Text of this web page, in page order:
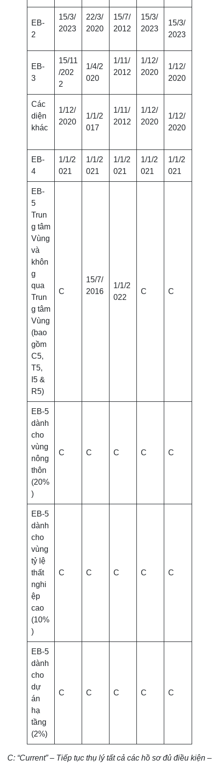
EB-
2
15/3/
2023
22/3/
2020
15/7/
2012
15/3/
2023
15/3/
2023
EB-
3
15/11
/202
2
1/4/2
020
1/11/
2012
1/12/
2020
1/12/
2020
Các
diện
khác
1/12/
2020
1/1/2
017
1/11/
2012
1/12/
2020
1/12/
2020
EB-
4
1/1/2
021
1/1/2
021
1/1/2
021
1/1/2
021
1/1/2
021
EB-
5
Trun
g tâm
Vùng
và
khôn
g
qua
Trun
g tâm
Vùng
(bao
gồm
C5,
T5,
I5 &
R5)
C
15/7/
2016
1/1/2
022
C C
EB-5
dành
cho
vùng
nông
thôn
(20%
)
C C C C C
EB-5
dành
cho
vùng
tỷ lệ
thất
nghi
ệp
cao
(10%
)
C C C C C
EB-5
dành
cho
dự
án
hạ
tầng
(2%)
C C C C C
C: “Current” – Tiếp tục thụ lý tất cả các hồ sơ đủ điều kiện –